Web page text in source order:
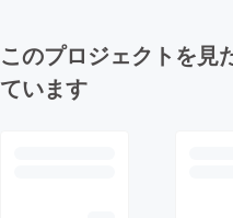
このプロジェクトを見
ています